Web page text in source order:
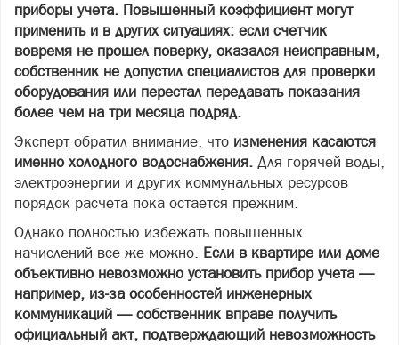
приборы учета. Повышенный коэффициент могут
применить и в других ситуациях: если счетчик
вовремя не прошел поверку, оказался неисправным,
собственник не допустил специалистов для проверки
оборудования или перестал передавать показания
более чем на три месяца подряд.
Эксперт обратил внимание, что изменения касаются
именно холодного водоснабжения. Для горячей воды,
электроэнергии и других коммунальных ресурсов
порядок расчета пока остается прежним.
Однако полностью избежать повышенных
начислений все же можно. Если в квартире или доме
объективно невозможно установить прибор учета —
например, из-за особенностей инженерных
коммуникаций — собственник вправе получить
официальный акт, подтверждающий невозможность